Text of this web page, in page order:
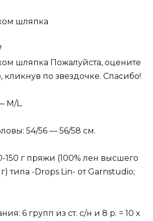
шляпка
шляпка Пожалуйста, оцените
кликнув по звездочке. Спасибо!
M/L.
54/56 — 56/58 см.
150 г пряжи (100% лен высшего
типа -Drops Lin- от Garnstudio;
6 групп из ст. с/н и 8 р. = 10 х